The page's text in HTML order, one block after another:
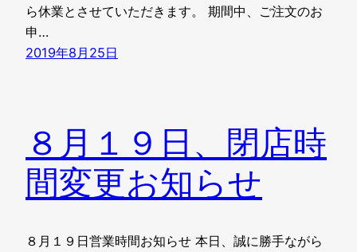
ら休業とさせていただきます。 期間中、ご注文のお
申…
2019年8月25日
８月１９日、閉店時
間変更お知らせ
８月１９日営業時間お知らせ 本日、誠に勝手ながら